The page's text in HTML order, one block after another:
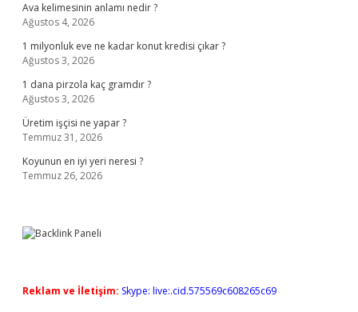
Ava kelimesinin anlamı nedir ?
Ağustos 4, 2026
1 milyonluk eve ne kadar konut kredisi çıkar ?
Ağustos 3, 2026
1 dana pirzola kaç gramdır ?
Ağustos 3, 2026
Üretim işçisi ne yapar ?
Temmuz 31, 2026
Koyunun en iyi yeri neresi ?
Temmuz 26, 2026
Reklam ve İletişim: Skype: live:.cid.575569c608265c69